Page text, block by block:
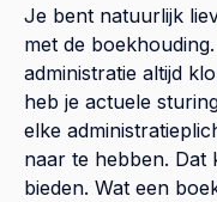
Je bent natuurlijk
met de
administratie altijd
heb je actuele
elke
naar te hebben. Dat
bieden. Wat een